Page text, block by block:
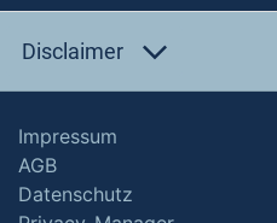
Disclaimer
Impressum
AGB
Datenschutz